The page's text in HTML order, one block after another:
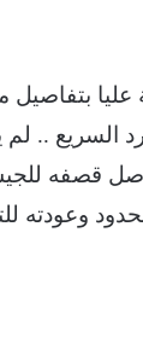
بتفاصيل
السريع .. لم
قصفه
وعودته